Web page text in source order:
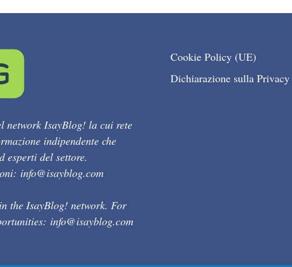
network IsayBlog! la cui rete
indipendente che
esperti del settore.
info@isayblog.com
in the IsayBlog! network. For
info@isayblog.com
Cookie Policy (UE)
Dichiarazione sulla